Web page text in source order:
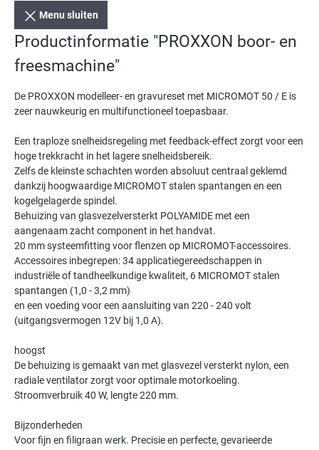
Menu sluiten
Productinformatie "PROXXON boor- en
freesmachine"
De PROXXON modelleer- en gravureset met MICROMOT 50 / E is
zeer nauwkeurig en multifunctioneel toepasbaar.
Een traploze snelheidsregeling met feedback-effect zorgt voor een
hoge trekkracht in het lagere snelheidsbereik.
Zelfs de kleinste schachten worden absoluut centraal geklemd
dankzij hoogwaardige MICROMOT stalen spantangen en een
kogelgelagerde spindel.
Behuizing van glasvezelversterkt POLYAMIDE met een
aangenaam zacht component in het handvat.
20 mm systeemfitting voor flenzen op MICROMOT-accessoires.
Accessoires inbegrepen: 34 applicatiegereedschappen in
industriële of tandheelkundige kwaliteit, 6 MICROMOT stalen
spantangen (1,0 - 3,2 mm)
en een voeding voor een aansluiting van 220 - 240 volt
(uitgangsvermogen 12V bij 1,0 A).
hoogst
De behuizing is gemaakt van met glasvezel versterkt nylon, een
radiale ventilator zorgt voor optimale motorkoeling.
Stroomverbruik 40 W, lengte 220 mm.
Bijzonderheden
Voor fijn en filigraan werk. Precisie en perfecte, gevarieerde